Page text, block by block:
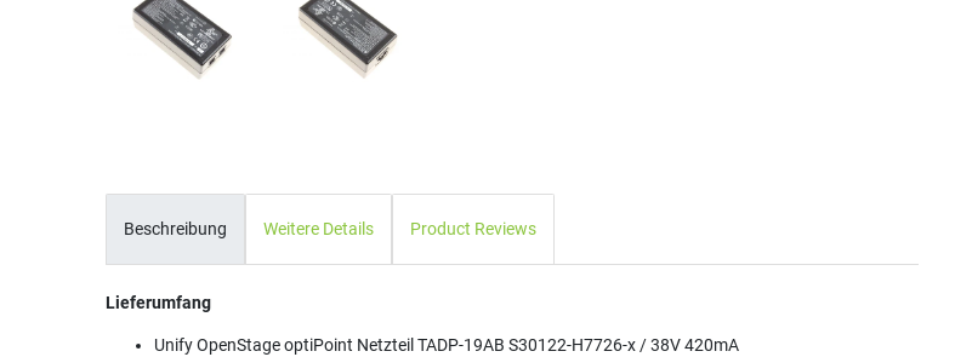
Beschreibung Weitere Details Product Reviews
Lieferumfang
Unify OpenStage optiPoint Netzteil TADP-19AB S30122-H7726-x / 38V 420mA